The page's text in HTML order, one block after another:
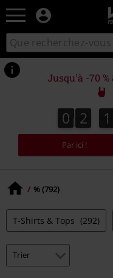
Rechercher
sur
le
catalogue
Jusqu'à -70 %
0
0 2
2 1
1
Par ici !
% (792)
T-Shirts & Tops (292)